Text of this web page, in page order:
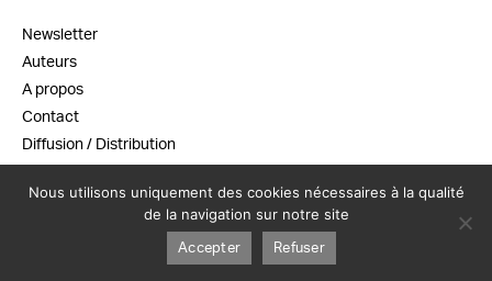
Newsletter
Auteurs
A propos
Contact
Diffusion / Distribution
Mentions légales
Nous utilisons uniquement des cookies nécessaires à la qualité
de la navigation sur notre site
Accepter Refuser